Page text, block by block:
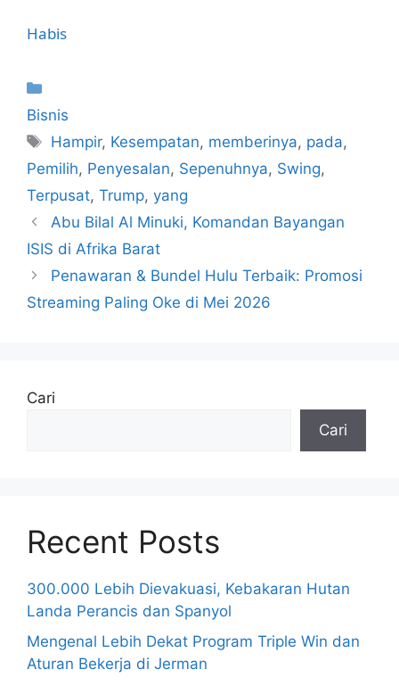
Habis
Bisnis
Tag
Hampir, Kesempatan, memberinya, pada,
Pemilih, Penyesalan, Sepenuhnya, Swing,
Terpusat, Trump, yang
Abu Bilal Al Minuki, Komandan Bayangan
ISIS di Afrika Barat
Penawaran & Bundel Hulu Terbaik: Promosi
Streaming Paling Oke di Mei 2026
Cari
Cari
Recent Posts
300.000 Lebih Dievakuasi, Kebakaran Hutan
Landa Perancis dan Spanyol
Mengenal Lebih Dekat Program Triple Win dan
Aturan Bekerja di Jerman